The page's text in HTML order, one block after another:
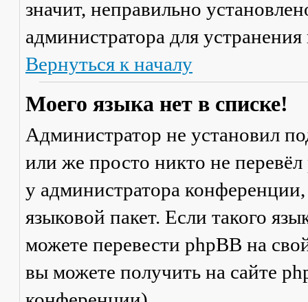
значит, неправильно
администратора для
Вернуться к началу
Моего языка нет в списке!
Администратор не установил
или же просто никто не
у администратора
языковой пакет. Если такого
можете перевести phpBB на
вы можете получить на сайте